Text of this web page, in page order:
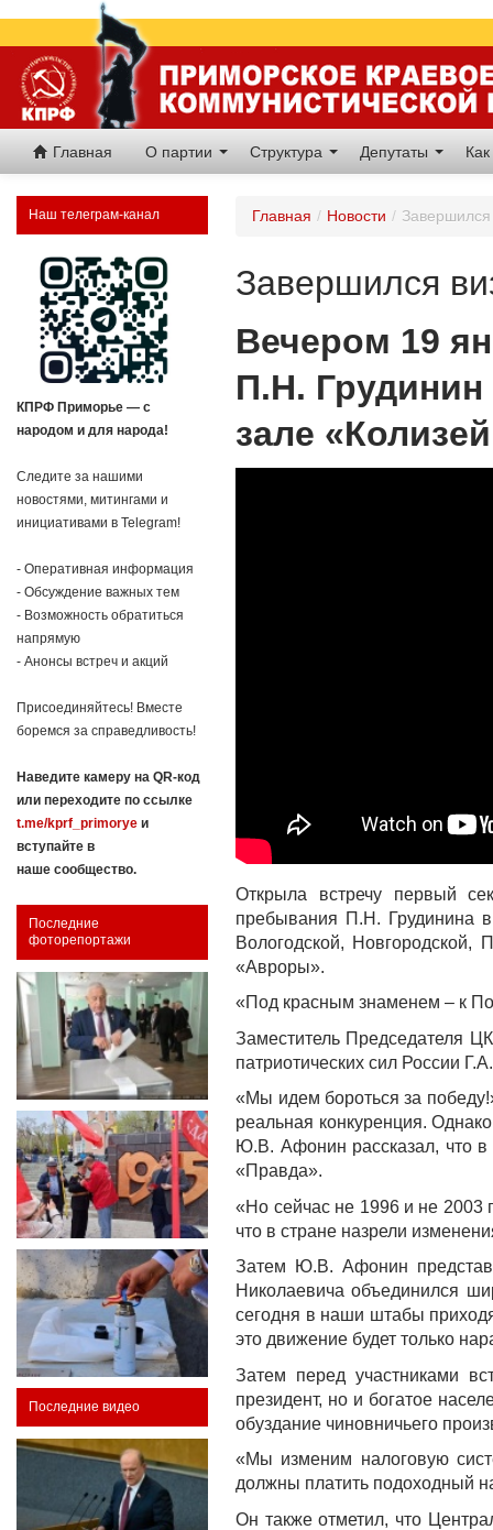
Главная О партии Структура Депутаты
Наш телеграм-канал
КПРФ Приморье — с
народом и для народа!
Следите за нашими
новостями, митингами и
инициативами в Telegram!
- Оперативная информация
- Обсуждение важных тем
- Возможность обратиться
напрямую
- Анонсы встреч и акций
Присоединяйтесь! Вместе
боремся за справедливость!
Наведите камеру на QR-код
или переходите по ссылке
t.me/kprf_primorye и
вступайте в
наше сообщество.
Последние
фоторепортажи
Последние видео
Главная / Новости /
Завершился
Вечером 19
П.Н. Грудинин
зале
Открыла встречу первый
пребывания П.Н. Грудинина в
Вологодской,
«Авроры».
«Под красным знаменем – к
Заместитель Председателя
патриотических сил России
«Мы идем бороться за
реальная конкуренция.
Ю.В. Афонин рассказал, что
«Правда».
«Но сейчас не 1996 и не
что в стране назрели
Затем Ю.В. Афонин
Николаевича объединился
сегодня в наши штабы
это движение будет только
Затем перед участниками
президент, но и богатое
обуздание чиновничьего
«Мы изменим налоговую
должны платить подоходный
Он также отметил, что